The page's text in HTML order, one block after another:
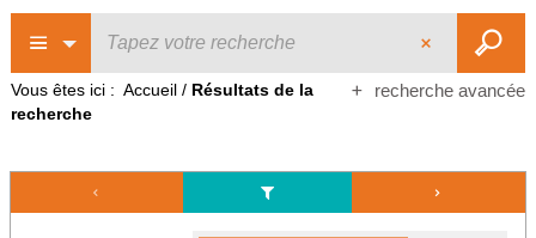
recherche avancée
Vous êtes ici : Accueil / Résultats de la
recherche